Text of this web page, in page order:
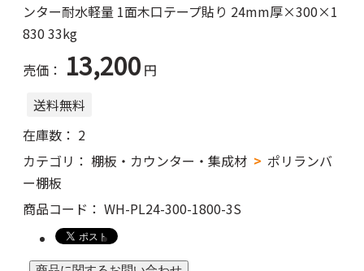
ンター耐水軽量 1面木口テープ貼り 24mm厚×300×1
830 33kg
売価： 13,200 円
送料無料
在庫数： 2
カテゴリ： 棚板・カウンター・集成材
ポリランバ
ー棚板
商品コード： WH-PL24-300-1800-3S